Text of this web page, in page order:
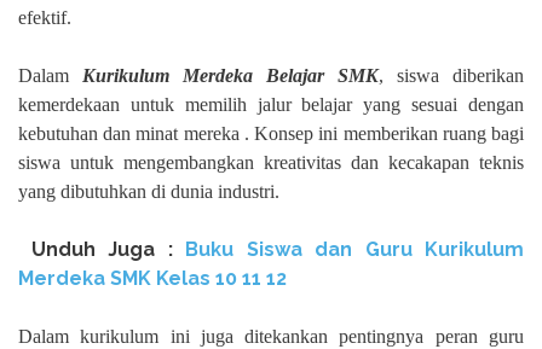
efektif.
Dalam Kurikulum Merdeka Belajar SMK, siswa diberikan
kemerdekaan untuk memilih jalur belajar yang sesuai dengan
kebutuhan dan minat mereka . Konsep ini memberikan ruang bagi
siswa untuk mengembangkan kreativitas dan kecakapan teknis
yang dibutuhkan di dunia industri.
Unduh Juga : Buku Siswa dan Guru Kurikulum
Merdeka SMK Kelas 10 11 12
Dalam kurikulum ini juga ditekankan pentingnya peran guru